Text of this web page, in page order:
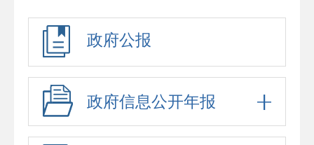
处罚强制
重大项目
政府采购
重大民生信息
政府公报
政府信息公开年报